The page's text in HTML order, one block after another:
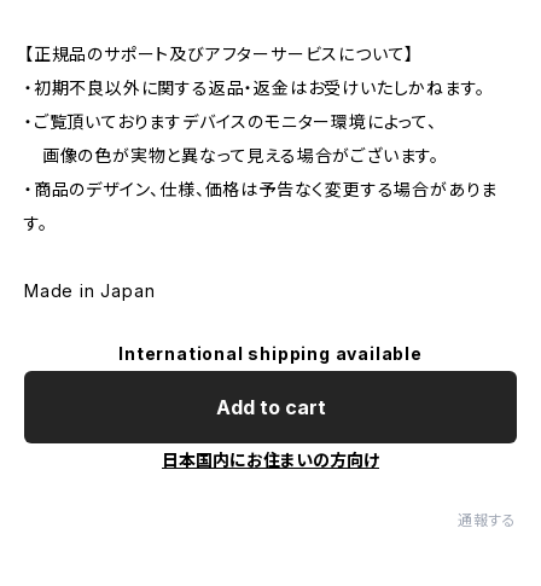
【正規品のサポート及びアフターサービスについて】
・初期不良以外に関する返品・返金はお受けいたしかねます。
・ご覧頂いておりますデバイスのモニター環境によって、
画像の色が実物と異なって見える場合がございます。
・商品のデザイン、仕様、価格は予告なく変更する場合がありま
す。
Made in Japan
International shipping available
Add to cart
日本国内にお住まいの方向け
通報する